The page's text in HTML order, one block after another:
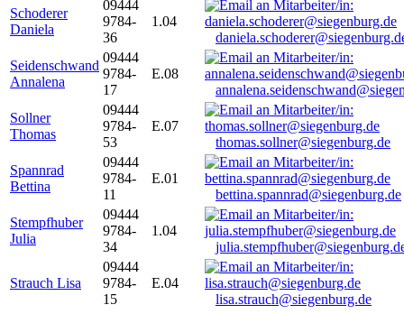
Schoderer
Daniela
09444
9784-
36
1.04
Seidenschwand
Annalena
09444
9784-
17
E.08
Sollner
Thomas
09444
9784-
53
E.07
thomas.sollner@siegenburg.de
Spannrad
Bettina
09444
9784-
11
E.01
bettina.spannrad@siegenburg.de
Stempfhuber
Julia
09444
9784-
34
1.04
Strauch Lisa
09444
9784-
15
E.04
lisa.strauch@siegenburg.de